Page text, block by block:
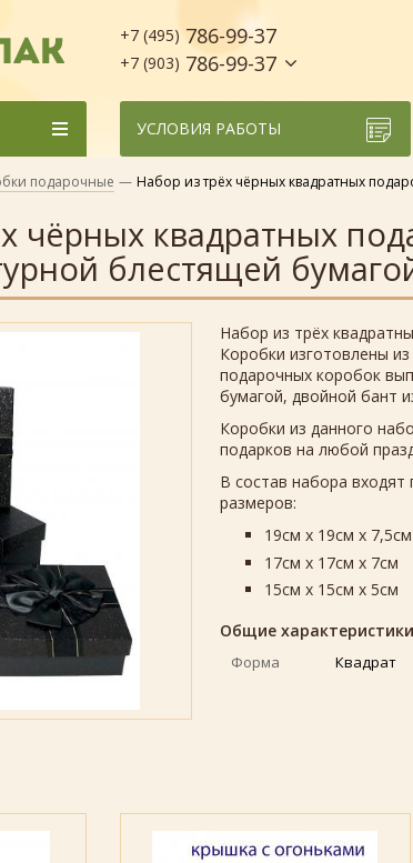
+7 (495) 786-99-37
+7 (903) 786-99-37
УСЛОВИЯ РАБОТЫ
подарочные — Набор из трёх чёрных квадратных
чёрных квадратных
блестящей
Набор из трёх
Коробки изготовлены
подарочных коробок
бумагой, двойной бант
Коробки из данного
подарков на любой
В состав набора
размеров:
19см х 19см х 7,5см
17см х 17см х 7см
15см х 15см х 5см
Общие характеристики
Форма Квадрат